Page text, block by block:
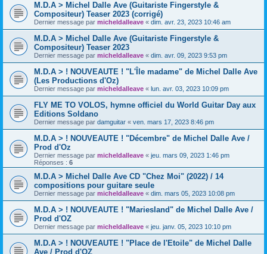
M.D.A > Michel Dalle Ave (Guitariste Fingerstyle &
Compositeur) Teaser 2023 (corrigé)
Dernier message par micheldalleave « dim. avr. 23, 2023 10:46 am
M.D.A > Michel Dalle Ave (Guitariste Fingerstyle &
Compositeur) Teaser 2023
Dernier message par micheldalleave « dim. avr. 09, 2023 9:53 pm
M.D.A > ! NOUVEAUTE ! "L'Île madame" de Michel Dalle Ave
(Les Productions d'Oz)
Dernier message par micheldalleave « lun. avr. 03, 2023 10:09 pm
FLY ME TO VOLOS, hymne officiel du World Guitar Day aux
Editions Soldano
Dernier message par damguitar « ven. mars 17, 2023 8:46 pm
M.D.A > ! NOUVEAUTE ! "Décembre" de Michel Dalle Ave /
Prod d'Oz
Dernier message par micheldalleave « jeu. mars 09, 2023 1:46 pm
Réponses : 6
M.D.A > Michel Dalle Ave CD "Chez Moi" (2022) / 14
compositions pour guitare seule
Dernier message par micheldalleave « dim. mars 05, 2023 10:08 pm
M.D.A > ! NOUVEAUTE ! "Mariesland" de Michel Dalle Ave /
Prod d'OZ
Dernier message par micheldalleave « jeu. janv. 05, 2023 10:10 pm
M.D.A > ! NOUVEAUTE ! "Place de l'Etoile" de Michel Dalle
Ave / Prod d'OZ